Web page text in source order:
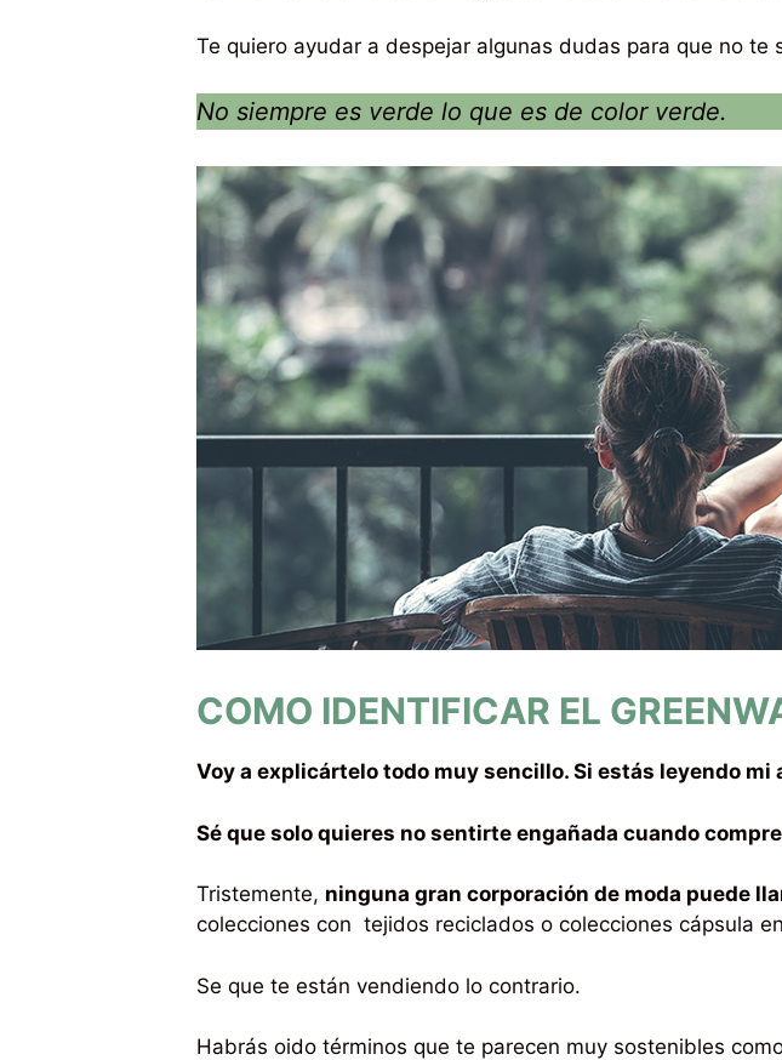
Te quiero ayudar a despejar algunas dudas para que no
No siempre es verde lo que es de color verde.
COMO IDENTIFICAR EL
Voy a explicártelo todo muy sencillo. Si estás leyendo
Sé que solo quieres no sentirte engañada cuando
Tristemente, ninguna gran corporación de moda puede
colecciones con tejidos reciclados o colecciones cápsula
Se que te están vendiendo lo contrario.
Habrás oido términos que te parecen muy sostenibles